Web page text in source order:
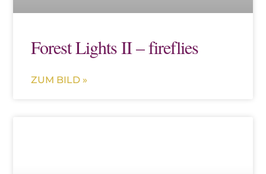
Forest Lights II – fireflies
ZUM BILD »